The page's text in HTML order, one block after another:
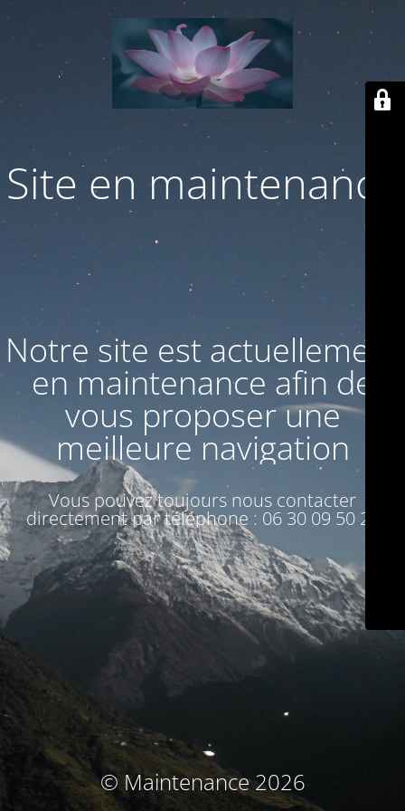
Site en maintenance
Notre site est actuellement
en maintenance afin de
vous proposer une
meilleure navigation
Vous pouvez toujours nous contacter
directement par téléphone : 06 30 09 50 27
© Maintenance 2026